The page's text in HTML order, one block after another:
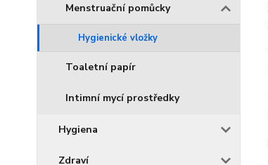
Menstruační pomůcky
Hygienické vložky
Toaletní papír
Intimní mycí prostředky
Hygiena
Zdraví